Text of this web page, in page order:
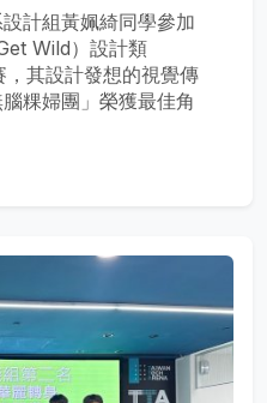
計組黃姵綺同學參加
Wild）設計類
其設計發想的視覺傳
粿婦團」榮獲最佳角